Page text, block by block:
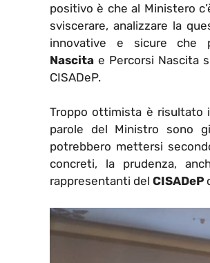
positivo è che al Ministero
sviscerare, analizzare la
innovative e sicure che
Nascita e Percorsi Nascita
CISADeP.
Troppo ottimista è risultato
parole del Ministro sono
potrebbero mettersi
concreti, la prudenza,
rappresentanti del CISADeP